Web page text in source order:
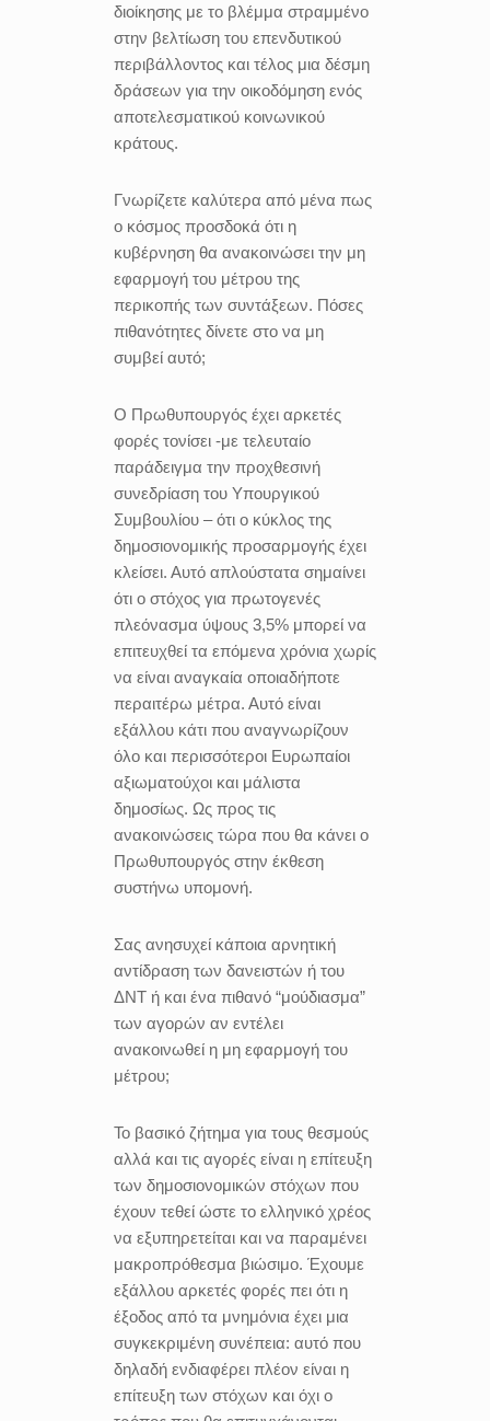
διοίκησης με το βλέμμα στραμμένο
στην βελτίωση του επενδυτικού
περιβάλλοντος και τέλος μια δέσμη
δράσεων για την οικοδόμηση ενός
αποτελεσματικού κοινωνικού
κράτους.
Γνωρίζετε καλύτερα από μένα πως
ο κόσμος προσδοκά ότι η
κυβέρνηση θα ανακοινώσει την μη
εφαρμογή του μέτρου της
περικοπής των συντάξεων. Πόσες
πιθανότητες δίνετε στο να μη
συμβεί αυτό;
Ο Πρωθυπουργός έχει αρκετές
φορές τονίσει -με τελευταίο
παράδειγμα την προχθεσινή
συνεδρίαση του Υπουργικού
Συμβουλίου – ότι ο κύκλος της
δημοσιονομικής προσαρμογής έχει
κλείσει. Αυτό απλούστατα σημαίνει
ότι ο στόχος για πρωτογενές
πλεόνασμα ύψους 3,5% μπορεί να
επιτευχθεί τα επόμενα χρόνια χωρίς
να είναι αναγκαία οποιαδήποτε
περαιτέρω μέτρα. Αυτό είναι
εξάλλου κάτι που αναγνωρίζουν
όλο και περισσότεροι Ευρωπαίοι
αξιωματούχοι και μάλιστα
δημοσίως. Ως προς τις
ανακοινώσεις τώρα που θα κάνει ο
Πρωθυπουργός στην έκθεση
συστήνω υπομονή.
Σας ανησυχεί κάποια αρνητική
αντίδραση των δανειστών ή του
ΔΝΤ ή και ένα πιθανό “μούδιασμα”
των αγορών αν εντέλει
ανακοινωθεί η μη εφαρμογή του
μέτρου;
Το βασικό ζήτημα για τους θεσμούς
αλλά και τις αγορές είναι η επίτευξη
των δημοσιονομικών στόχων που
έχουν τεθεί ώστε το ελληνικό χρέος
να εξυπηρετείται και να παραμένει
μακροπρόθεσμα βιώσιμο. Έχουμε
εξάλλου αρκετές φορές πει ότι η
έξοδος από τα μνημόνια έχει μια
συγκεκριμένη συνέπεια: αυτό που
δηλαδή ενδιαφέρει πλέον είναι η
επίτευξη των στόχων και όχι ο